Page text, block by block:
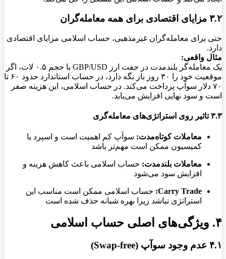
۳.۲ مزایای اقتصادی برای همه معامله‌گران
حتی برای معامله‌گران غیرمذهبی، حساب اسلامی مزایای اقتصادی
دارد.
مثال واقعی:
یک معامله‌گر بلندمدت در جفت ارز GBP/USD با حجم ۰.۵ لات، اگر
موقعیت خود را ۳۰ روز باز نگه دارد، در حساب استاندارد حدود ۶۰ تا
۷۰ دلار سوآپ پرداخت می‌کند. در حساب اسلامی، این هزینه صفر
است و سود نهایی افزایش می‌یابد.
۳.۳ تاثیر روی استراتژی‌های معامله‌گری
معاملات کوتاه‌مدت: سوآپ کم اهمیت است و اسپرد یا
کمیسیون ممکن است مهم‌تر باشد
معاملات بلندمدت: حساب اسلامی باعث کاهش هزینه و
افزایش سود می‌شود
Carry Trade: حساب اسلامی ممکن است مناسب این
استراتژی نباشد زیرا بهره شبانه حذف شده است
۴. ویژگی‌های اصلی حساب اسلامی
۴.۱ عدم وجود سوآپ (Swap-free)